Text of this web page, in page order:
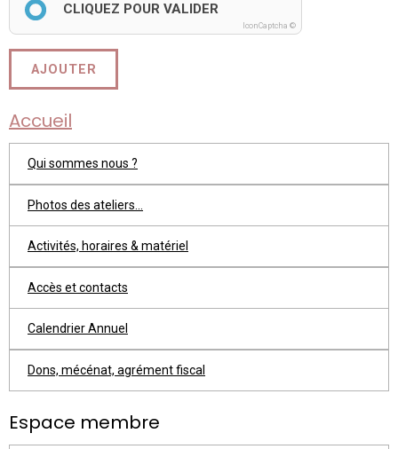
CLIQUEZ POUR VALIDER
IconCaptcha ©
AJOUTER
Accueil
Qui sommes nous ?
Photos des ateliers...
Activités, horaires & matériel
Accès et contacts
Calendrier Annuel
Dons, mécénat, agrément fiscal
Espace membre